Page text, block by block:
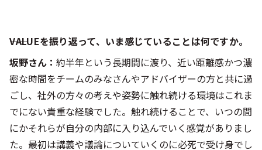
――VALUEを振り返って、いま感じていることは何ですか。
坂野さん： 約半年という長期間に渡り、近い距離感かつ濃
密な時間をチームのみなさんやアドバイザーの方と共に過
ごし、社外の方々の考えや姿勢に触れ続ける環境はこれま
でにない貴重な経験でした。触れ続けることで、いつの間
にかそれらが自分の内部に入り込んでいく感覚がありまし
た。最初は講義や議論についていくのに必死で受け身でし